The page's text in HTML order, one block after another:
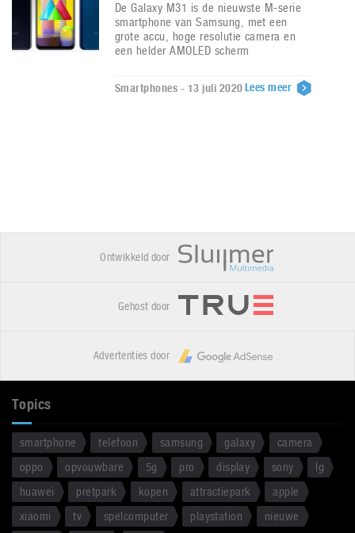
De Galaxy M31 is de nieuwste M-serie
smartphone van Samsung, met een
grote accu, hoge resolutie camera en
een helder AMOLED scherm
Smartphones - 13 juli 2020Lees meer
Ontwikkeld door
Gehost door
Advertenties door
Topics
smartphone telefoon samsung galaxy
camera
oppo
opvouwbare 5g pro display sony
lg
huawei
pretpark kopen attractiepark
apple
xiaomi
tv spelcomputer playstation
nieuwe